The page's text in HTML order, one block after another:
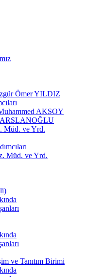
Ömer YILDIZ
AKSOY
ARSLANOĞLU
Müd. ve Yrd.
Müd. ve Yrd.
ve Tanıtım Birimi